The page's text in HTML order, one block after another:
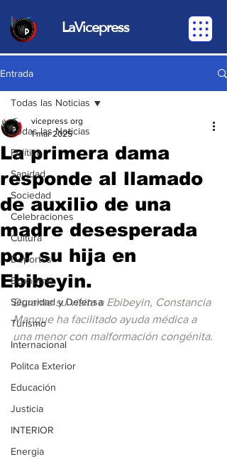
LaVicepress
Entrada
Todas las Noticias
Política
Sanidad
Sociedad
Celebraciones
Cultura
Deportes
Economia
Seguridad y Defensa
Turismo
Internacional
Politca Exterior
Educación
Justicia
INTERIOR
Energia
Todas las Noticias
La primera dama
responde al llamado
de auxilio de una
madre desesperada
por su hija en
Ebibeyin.
vicepress org
1 mar 2025
Durante su visita a Ebibeyin, Constancia
Mangue ha facilitado ayuda médica a
una menor con malformación congénita.